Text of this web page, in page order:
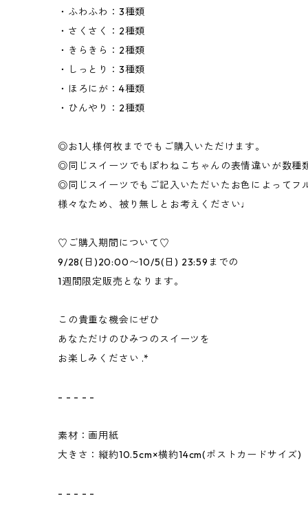
・ふわふわ：3種類
・さくさく：2種類
・きらきら：2種類
・しっとり：3種類
・ほろにが：4種類
・ひんやり：2種類
◎お1人様何枚まででもご購入いただけます。
◎同じスイーツでもぽわねこちゃんの表情違いが数種
◎同じスイーツでもご記入いただいたお色によってフ
様々なため、被り無しとお考えください♩
♡ご購入期間について♡
9/28(日)20:00〜10/5(日) 23:59までの
1週間限定販売となります。
この貴重な機会にぜひ
あなただけのひみつのスイーツを
お楽しみください .*
- - - - -
素材：画用紙
大きさ：縦約10.5cm×横約14cm(ポストカードサイズ)
- - - - -